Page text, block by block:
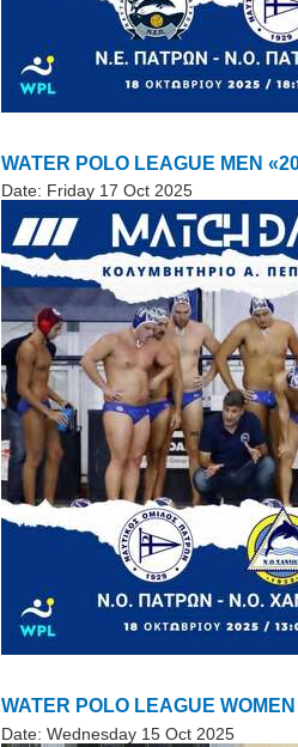
WATER POLO LEAGUE MEN
Date: Friday 17 Oct 2025
WATER POLO LEAGUE
Date: Wednesday 15 Oct 2025